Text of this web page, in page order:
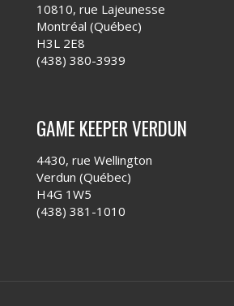
10810, rue Lajeunesse
Montréal (Québec)
H3L 2E8
(438) 380-3939
GAME KEEPER VERDUN
4430, rue Wellington
Verdun (Québec)
H4G 1W5
(438) 381-1010